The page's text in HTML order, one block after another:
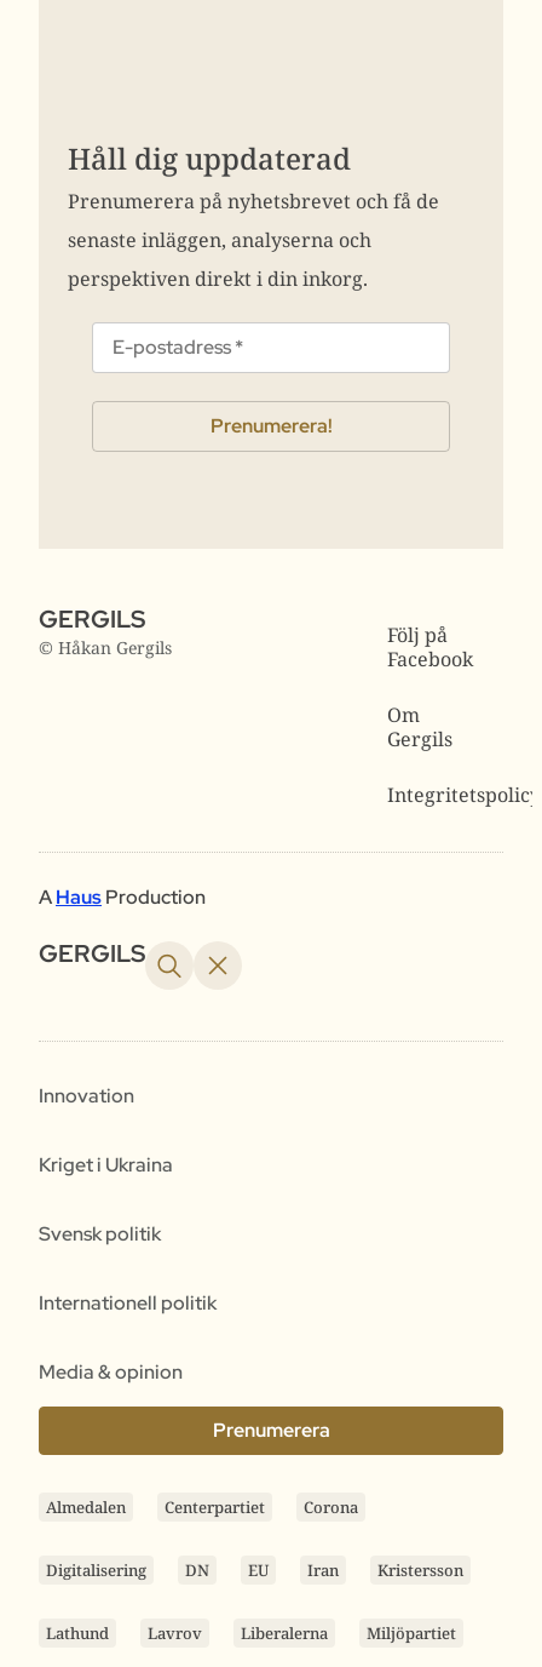
Håll dig uppdaterad
Prenumerera på nyhetsbrevet och få de
senaste inläggen, analyserna och
perspektiven direkt i din inkorg.
GERGILS
© Håkan Gergils
Följ på
Facebook
Om
Gergils
Integritetspolicy
AHausProduction
GERGILS
Innovation
Kriget i Ukraina
Svensk politik
Internationell politik
Media & opinion
Prenumerera
Almedalen Centerpartiet Corona
Digitalisering DN EU Iran Kristersson
Lathund Lavrov Liberalerna Miljöpartiet